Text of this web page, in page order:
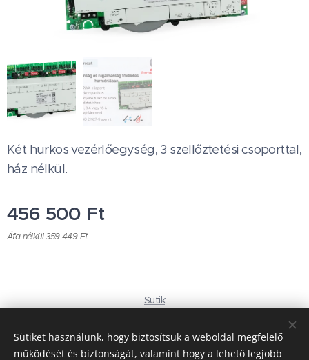
Két hurkos vezérlőegység, 3 szellőztetési csoporttal,
ház nélkül.
456 500 Ft
Áfa nélkül 359 449 Ft
Sütik
Magyar
Deutsch
Sütiket használunk, hogy biztosítsuk a weboldal megfelelő
működését és biztonságát, valamint hogy a lehető legjobb